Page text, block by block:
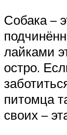
Собака –
лайками
остро.
питомца
своих –